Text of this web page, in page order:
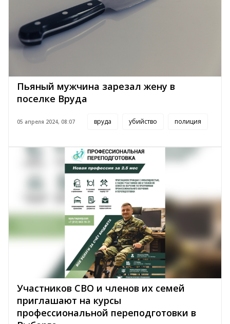
Пьяный мужчина зарезал жену в
поселке Вруда
05 апреля 2024, 08:07 вруда убийство полиция
Участников СВО и членов их семей
приглашают на курсы
профессиональной переподготовки в